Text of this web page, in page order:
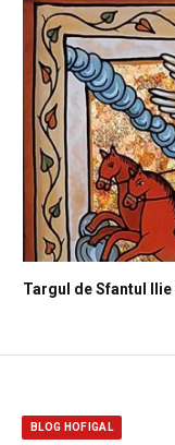
Targul de Sfantul
BLOG HOFIGAL